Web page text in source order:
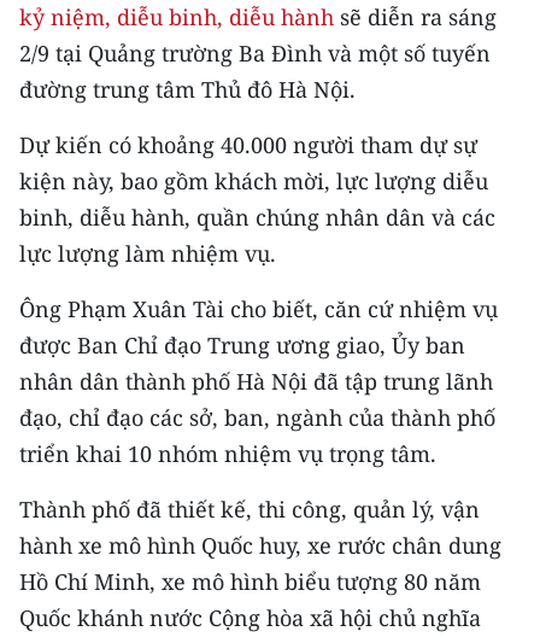
RADIO
MEDIA CENTER
E-Magazine
Video
Media Chính trị
Media Kinh tế
Media Văn hóa
Media Xã hội
Media Pháp luật
Media Du lịch
Media Thế giới
Media Thể thao
kỷ niệm, diễu binh, diễu hành sẽ diễn ra sáng
2/9 tại Quảng trường Ba Đình và một số tuyến
đường trung tâm Thủ đô Hà Nội.
Dự kiến có khoảng 40.000 người tham dự sự
kiện này, bao gồm khách mời, lực lượng diễu
binh, diễu hành, quần chúng nhân dân và các
lực lượng làm nhiệm vụ.
Ông Phạm Xuân Tài cho biết, căn cứ nhiệm vụ
được Ban Chỉ đạo Trung ương giao, Ủy ban
nhân dân thành phố Hà Nội đã tập trung lãnh
đạo, chỉ đạo các sở, ban, ngành của thành phố
triển khai 10 nhóm nhiệm vụ trọng tâm.
Thành phố đã thiết kế, thi công, quản lý, vận
hành xe mô hình Quốc huy, xe rước chân dung
Hồ Chí Minh, xe mô hình biểu tượng 80 năm
Quốc khánh nước Cộng hòa xã hội chủ nghĩa